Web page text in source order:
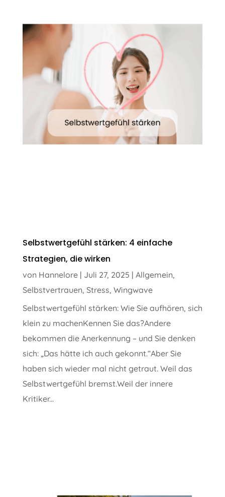
Selbstwertgefühl stärken: 4 einfache
Strategien, die wirken
von Hannelore| Juli 27, 2025 | Allgemein,
Selbstvertrauen, Stress, Wingwave
Selbstwertgefühl stärken: Wie Sie aufhören, sich
klein zu machenKennen Sie das?Andere
bekommen die Anerkennung – und Sie denken
sich: „Das hätte ich auch gekonnt.“Aber Sie
haben sich wieder mal nicht getraut. Weil das
Selbstwertgefühl bremst.Weil der innere
Kritiker...